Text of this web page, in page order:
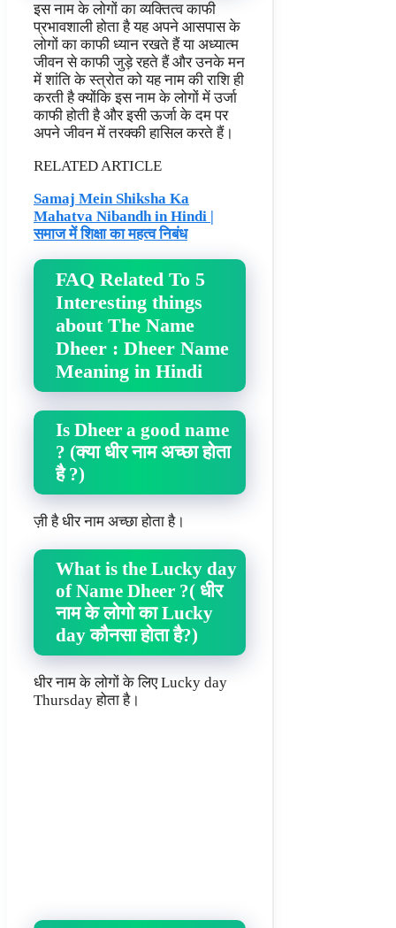
इस नाम के लोगों का व्यक्तित्व काफी
प्रभावशाली होता है यह अपने आसपास के
लोगों का काफी ध्यान रखते हैं या अध्यात्म
जीवन से काफी जुड़े रहते हैं और उनके मन
में शांति के स्त्रोत को यह नाम की राशि ही
करती है क्योंकि इस नाम के लोगों में उर्जा
काफी होती है और इसी ऊर्जा के दम पर
अपने जीवन में तरक्की हासिल करते हैं।
RELATED ARTICLE
Samaj Mein Shiksha Ka
Mahatva Nibandh in Hindi |
समाज में शिक्षा का महत्व निबंध
FAQ Related To 5
Interesting things
about The Name
Dheer : Dheer Name
Meaning in Hindi
Is Dheer a good name
? (क्या धीर नाम अच्छा होता
है ?)
ज़ी है धीर नाम अच्छा होता है।
What is the Lucky day
of Name Dheer ?( धीर
नाम के लोगो का Lucky
day कौनसा होता है?)
धीर नाम के लोगों के लिए Lucky day
Thursday होता है।